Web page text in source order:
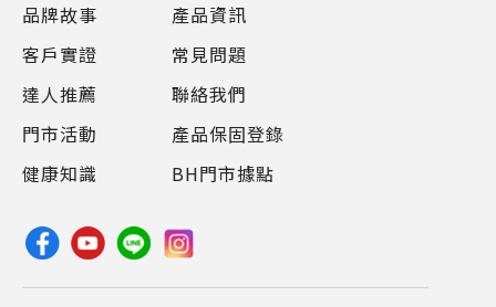
品牌故事
客戶實證
達人推薦
門市活動
健康知識
產品資訊
常見問題
聯絡我們
產品保固登錄
BH門市據點